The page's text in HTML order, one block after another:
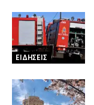
ΕΙΔΗΣΕΙΣ